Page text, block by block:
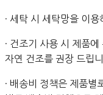
· 세탁 시 세탁망을 이용
· 건조기 사용 시 제품
자연 건조를 권장 드립
· 배송비 정책은 제품